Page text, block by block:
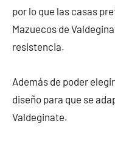
por lo que las casas
Mazuecos de
resistencia.
Además de poder
diseño para que se
Valdeginate.